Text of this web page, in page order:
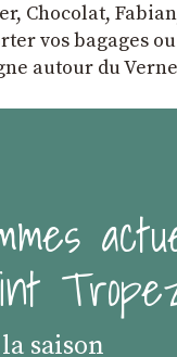
Chocolat,
vos bagages
autour du
saison